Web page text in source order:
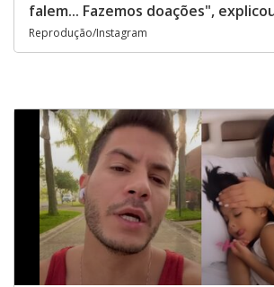
falem... Fazemos doações",
Reprodução/Instagram